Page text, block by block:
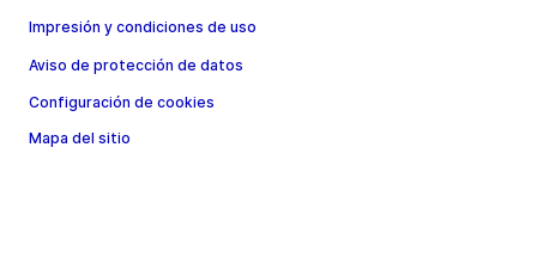
Impresión y condiciones de uso
Aviso de protección de datos
Configuración de cookies
Mapa del sitio